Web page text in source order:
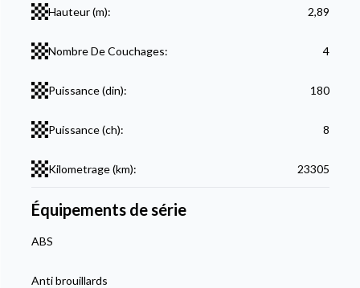
Hauteur (m): 2,89
Nombre De Couchages: 4
Puissance (din): 180
Puissance (ch): 8
Kilometrage (km): 23305
Équipements de série
ABS
Anti brouillards